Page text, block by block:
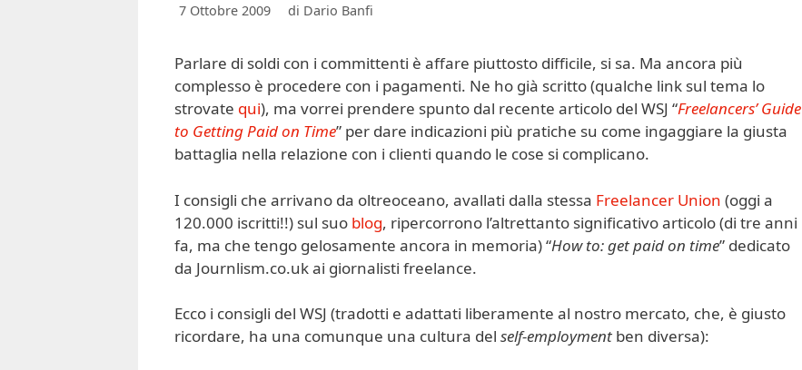
7 Ottobre 2009 di Dario Banfi
Parlare di soldi con i committenti è affare piuttosto difficile, si sa. Ma ancora più
complesso è procedere con i pagamenti. Ne ho già scritto (qualche link sul tema lo
strovate qui), ma vorrei prendere spunto dal recente articolo del WSJ “Freelancers’ Guide
to Getting Paid on Time” per dare indicazioni più pratiche su come ingaggiare la giusta
battaglia nella relazione con i clienti quando le cose si complicano.
I consigli che arrivano da oltreoceano, avallati dalla stessa Freelancer Union (oggi a
120.000 iscritti!!) sul suo blog, ripercorrono l’altrettanto significativo articolo (di tre anni
fa, ma che tengo gelosamente ancora in memoria) “How to: get paid on time” dedicato
da Journlism.co.uk ai giornalisti freelance.
Ecco i consigli del WSJ (tradotti e adattati liberamente al nostro mercato, che, è giusto
ricordare, ha una comunque una cultura del self-employment ben diversa):